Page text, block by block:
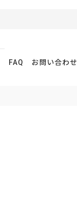
FAQ お問い合わせ